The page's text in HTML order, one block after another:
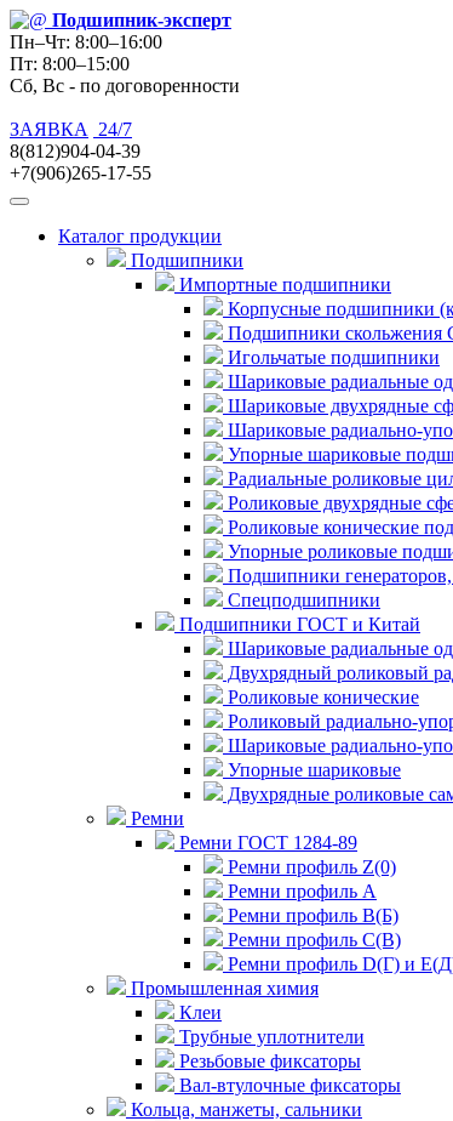
Подшипник-эксперт
Пн–Чт: 8:00–16:00
Пт: 8:00–15:00
Сб, Вс - по договоренности
ЗАЯВКА
24/7
8(812)904-04-39
+7(906)265-17-55
Каталог продукции
Подшипники
Импортные подшипники
Корпусные подшипники
Подшипники скольжения
Игольчатые подшипники
Шариковые радиальные
Шариковые двухрядные
Шариковые радиально-
Упорные шариковые
Радиальные роликовые
Роликовые двухрядные
Роликовые конические
Упорные роликовые
Подшипники
Спецподшипники
Подшипники ГОСТ и Китай
Шариковые радиальные
Двухрядный роликовый
Роликовые конические
Роликовый радиально-
Шариковые радиально-
Упорные шариковые
Двухрядные роликовые
Ремни
Ремни ГОСТ 1284-89
Ремни профиль Z(0)
Ремни профиль А
Ремни профиль В(Б)
Ремни профиль С(В)
Ремни профиль D(Г) и
Промышленная химия
Клеи
Трубные уплотнители
Резьбовые фиксаторы
Вал-втулочные фиксаторы
Кольца, манжеты, сальники